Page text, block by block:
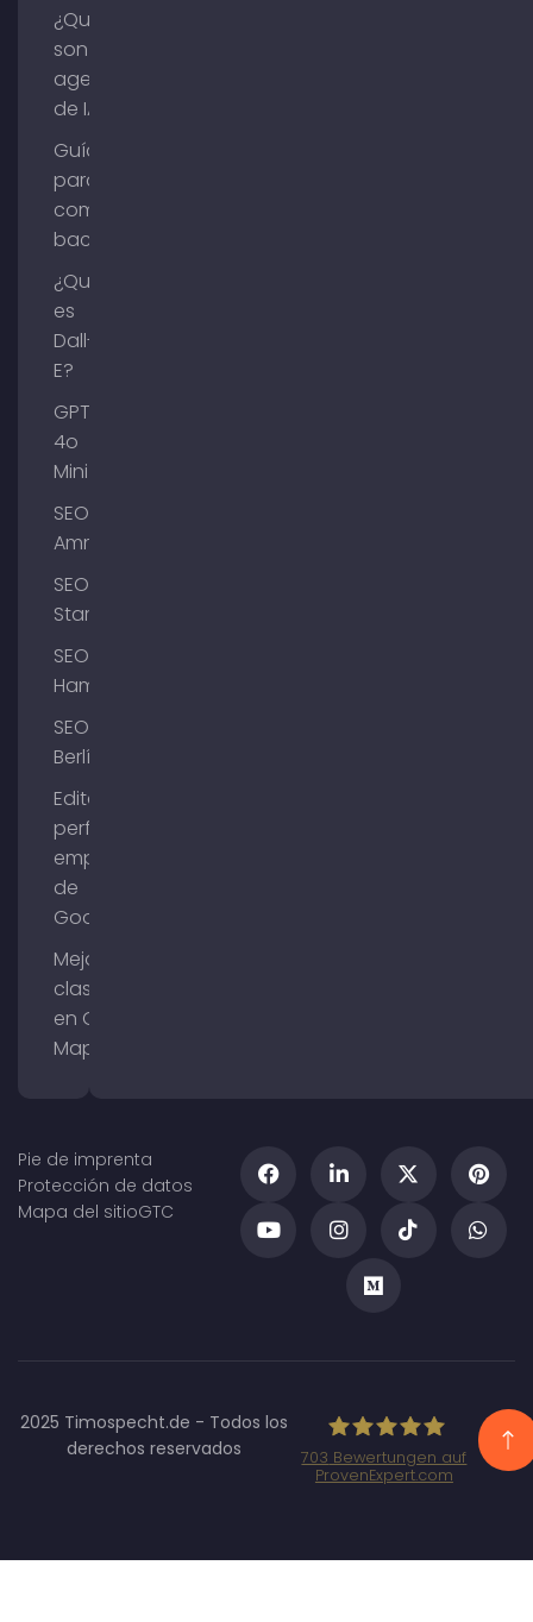
¿Qué
son los
agentes
de IA?
Guía
para
comprar
backlinks
¿Qué
es
Dall-
E?
GPT-
4o
Mini
SEO
Ammersee
SEO
Starnberg
SEO
Hamburgo
SEO
Berlín
Editar el
perfil de
empresa
de
Google
Mejorar la
clasificación
en Google
Maps
Pie de imprenta
Protección de datos
Mapa del sitioGTC
2025 Timospecht.de - Todos los
derechos reservados
Marketing
703 Bewertungen auf
ProvenExpert.com